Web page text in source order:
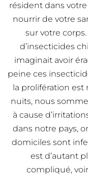
résident dans
nourrir de votre
sur votre corps.
d’insecticides
imaginait avoir
peine ces
la prolifération est
nuits, nous
à cause
dans notre pays,
domiciles sont
est d’autant
compliqué,